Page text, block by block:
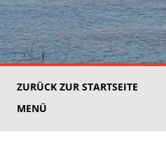
ZURÜCK ZUR STARTSEITE
MENÜ